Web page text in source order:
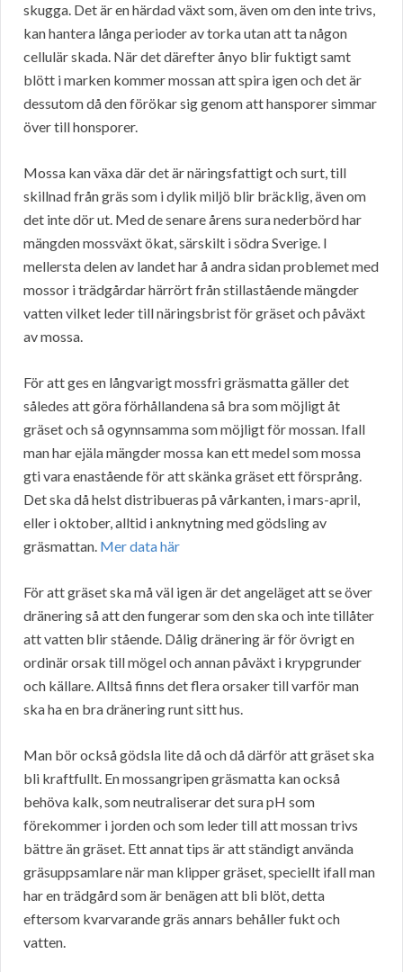
skugga. Det är en härdad växt som, även om den inte trivs,
kan hantera långa perioder av torka utan att ta någon
cellulär skada. När det därefter ånyo blir fuktigt samt
blött i marken kommer mossan att spira igen och det är
dessutom då den förökar sig genom att hansporer simmar
över till honsporer.
Mossa kan växa där det är näringsfattigt och surt, till
skillnad från gräs som i dylik miljö blir bräcklig, även om
det inte dör ut. Med de senare årens sura nederbörd har
mängden mossväxt ökat, särskilt i södra Sverige. I
mellersta delen av landet har å andra sidan problemet med
mossor i trädgårdar härrört från stillastående mängder
vatten vilket leder till näringsbrist för gräset och påväxt
av mossa.
För att ges en långvarigt mossfri gräsmatta gäller det
således att göra förhållandena så bra som möjligt åt
gräset och så ogynnsamma som möjligt för mossan. Ifall
man har ejäla mängder mossa kan ett medel som mossa
gti vara enastående för att skänka gräset ett försprång.
Det ska då helst distribueras på vårkanten, i mars-april,
eller i oktober, alltid i anknytning med gödsling av
gräsmattan. Mer data här
För att gräset ska må väl igen är det angeläget att se över
dränering så att den fungerar som den ska och inte tillåter
att vatten blir stående. Dålig dränering är för övrigt en
ordinär orsak till mögel och annan påväxt i krypgrunder
och källare. Alltså finns det flera orsaker till varför man
ska ha en bra dränering runt sitt hus.
Man bör också gödsla lite då och då därför att gräset ska
bli kraftfullt. En mossangripen gräsmatta kan också
behöva kalk, som neutraliserar det sura pH som
förekommer i jorden och som leder till att mossan trivs
bättre än gräset. Ett annat tips är att ständigt använda
gräsuppsamlare när man klipper gräset, speciellt ifall man
har en trädgård som är benägen att bli blöt, detta
eftersom kvarvarande gräs annars behåller fukt och
vatten.